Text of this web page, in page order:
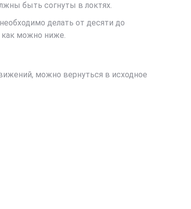
быть согнуты в локтях.
делать от десяти до
как можно ниже.
можно вернуться в исходное